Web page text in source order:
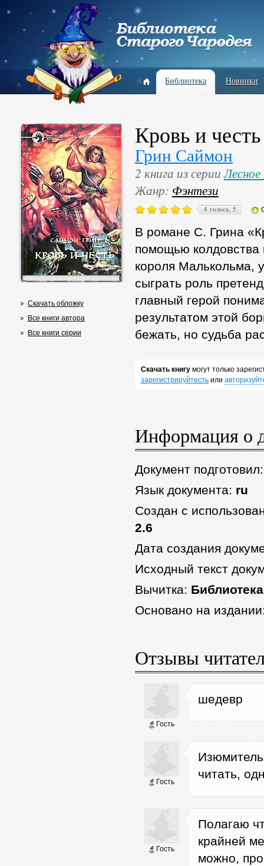
Библиотека Новинки
Скачать обложку
Все книги автора
Все книги серии
Кровь и честь
Грин Саймон
2 книга из серииЛесное
Жанр: Фэнтези
4 голоса, 5
В романе С. Грина
помощью
короля Малькольма,
сыграть роль
главный герой
результатом этой
бежать, но судьба
Скачать книгумогут только
зарегистрируйтестьили
Информация о
Документ
Язык документа: ru
Создан с
2.6
Дата создания
Исходный текст
Вычитка:
Основано на
Отзывы
Гость
шедевр
Гость
читать,
Гость
Полагаю
крайней
можно,